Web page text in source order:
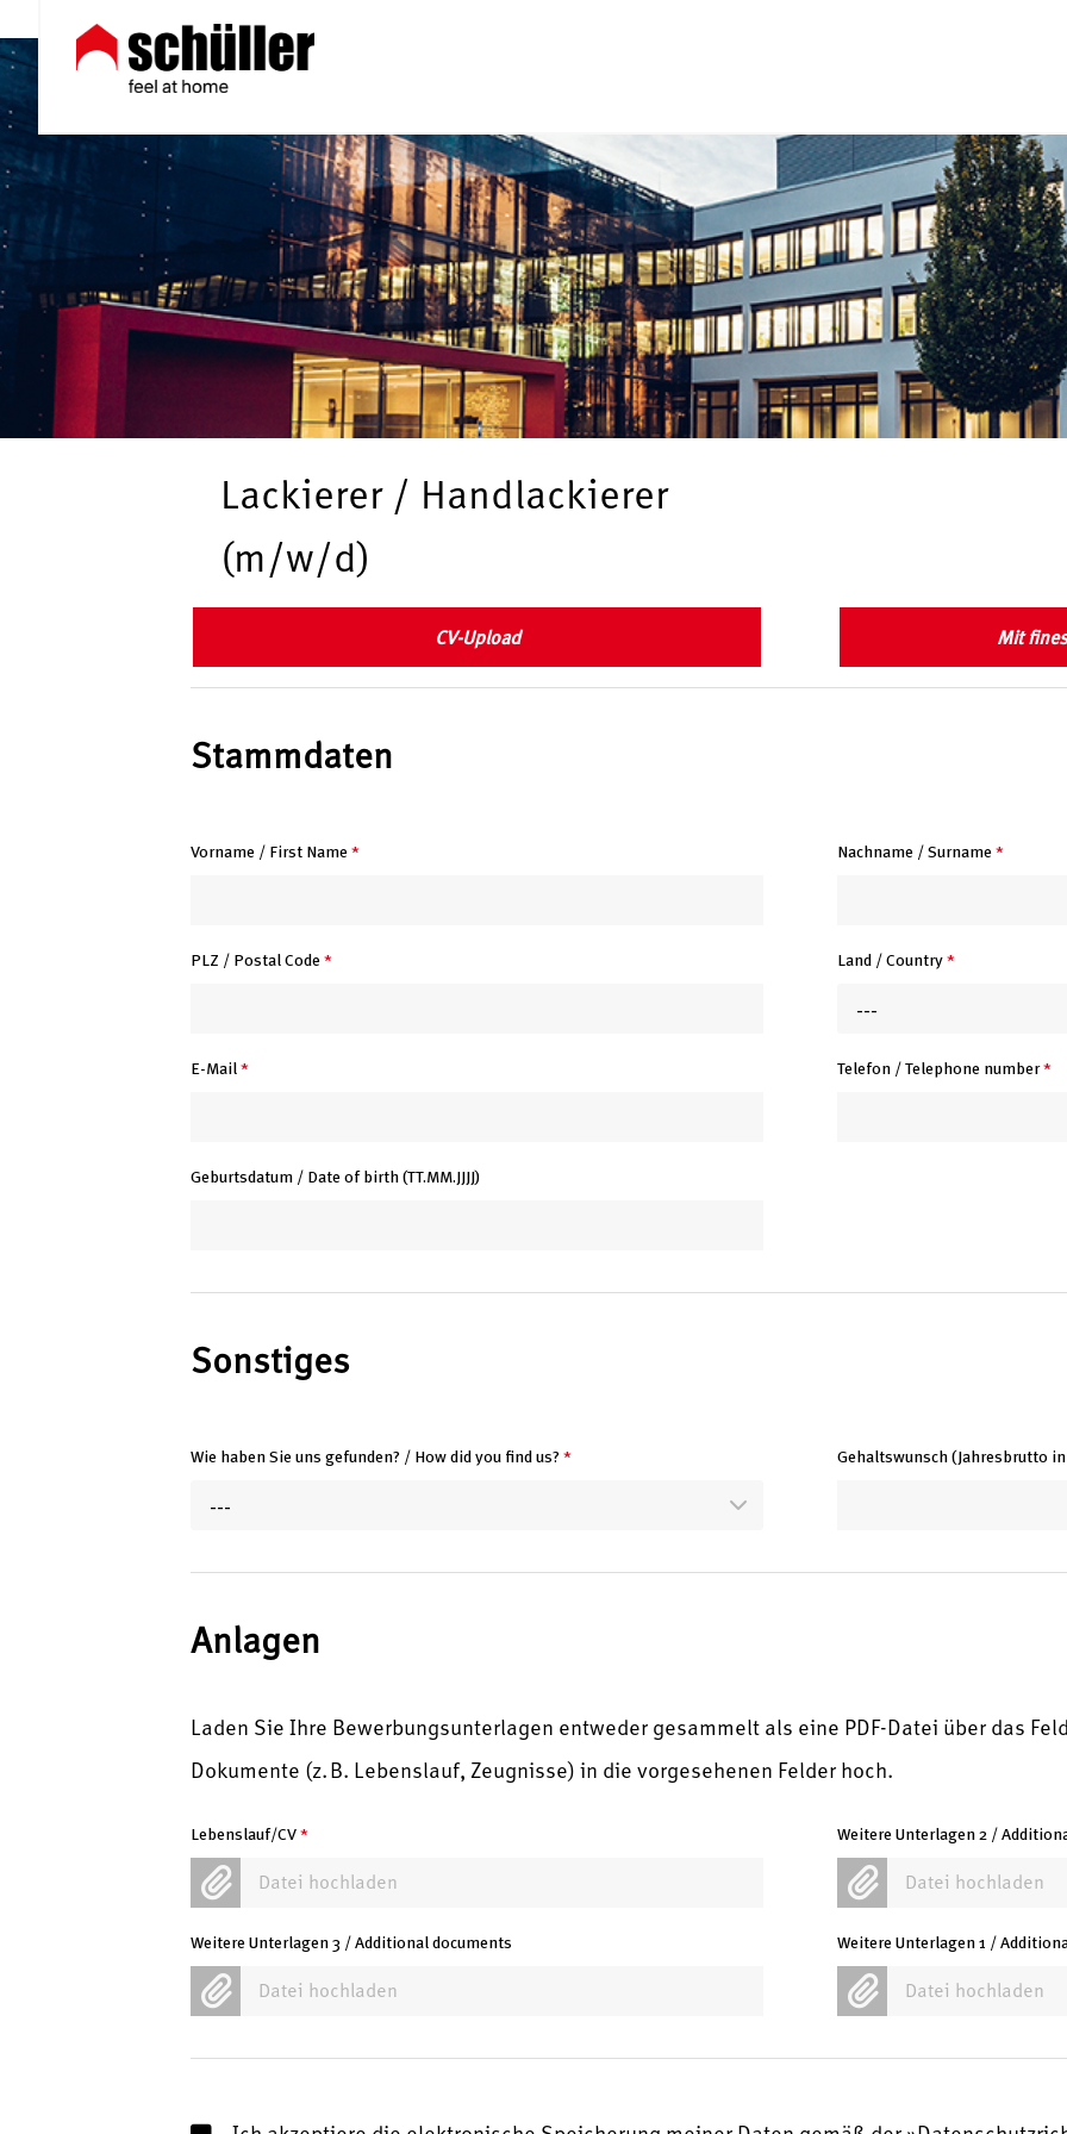
Lackierer / Handlackierer
(m/w/d)
CV-Upload Mit
Stammdaten
Vorname / First Name* Nachname / Surname*
PLZ / Postal Code* Land / Country*
---
E-Mail* Telefon / Telephone number*
Geburtsdatum / Date of birth (TT.MM.JJJJ)
Sonstiges
Wie haben Sie uns gefunden? / How did you find us?*
---
Gehaltswunsch (Jahresbrutto
Anlagen
Laden Sie Ihre Bewerbungsunterlagen entweder gesammelt als eine PDF-Datei über das
Dokumente (z. B. Lebenslauf, Zeugnisse) in die vorgesehenen Felder hoch.
Lebenslauf/CV*
Datei hochladen
Weitere Unterlagen 2 /
Datei hochladen
Weitere Unterlagen 3 / Additional documents
Datei hochladen
Weitere Unterlagen 1 /
Datei hochladen